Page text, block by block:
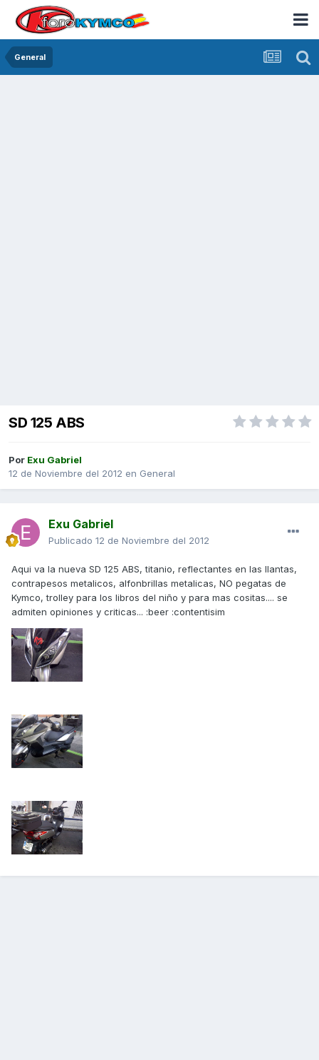
General
SD 125 ABS
Por Exu Gabriel
12 de Noviembre del 2012 en General
Exu Gabriel
Publicado 12 de Noviembre del 2012
Aqui va la nueva SD 125 ABS, titanio, reflectantes en las llantas,
contrapesos metalicos, alfonbrillas metalicas, NO pegatas de
Kymco, trolley para los libros del niño y para mas cositas.... se
admiten opiniones y criticas... :beer :contentisim